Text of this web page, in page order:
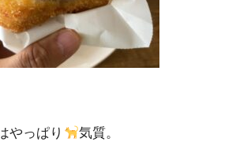
やっぱり
気質。